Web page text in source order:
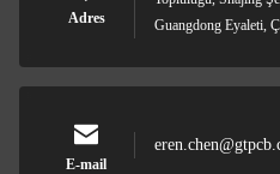
Adres
Guangdong Eyaleti,
E-mail